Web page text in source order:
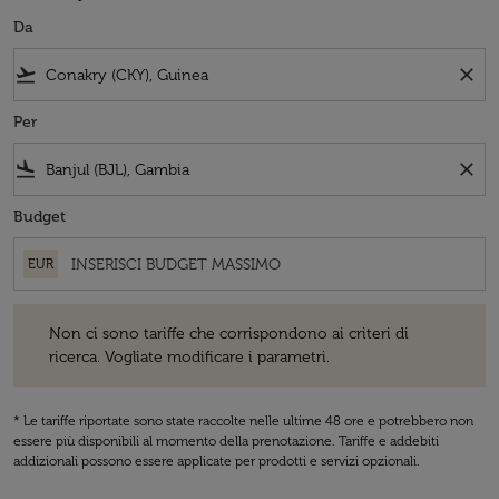
Da
flight_takeoff close
Per
flight_land close
Budget
EUR
Non ci sono tariffe che corrispondono ai criteri di
ricerca. Vogliate modificare i parametri.
* Le tariffe riportate sono state raccolte nelle ultime 48 ore e potrebbero non
essere più disponibili al momento della prenotazione. Tariffe e addebiti
addizionali possono essere applicate per prodotti e servizi opzionali.